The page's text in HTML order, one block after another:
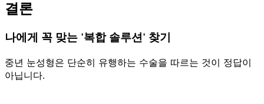
결론
나에게 꼭 맞는 '복합 솔루션' 찾기
중년 눈성형은 단순히 유행하는 수술을 따르는 것이 정답이
아닙니다.